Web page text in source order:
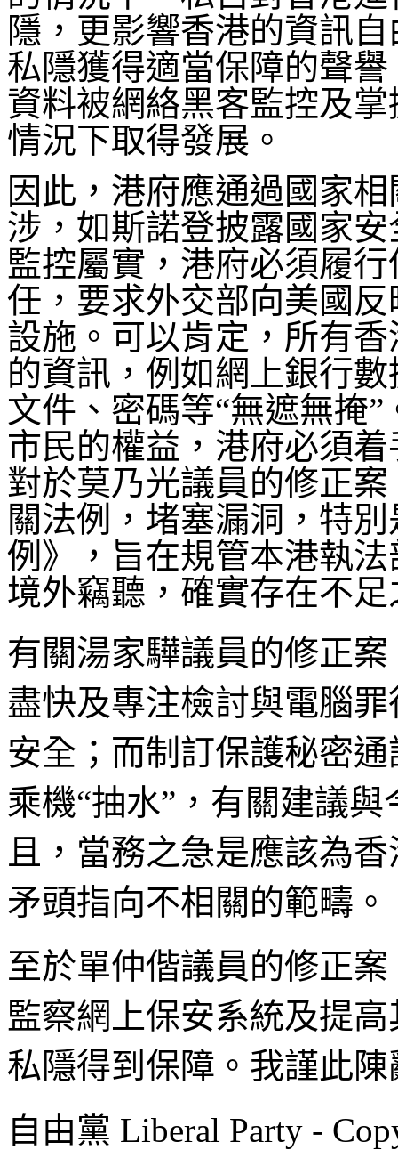
隱，更影響香港的資訊
私隱獲得適當保障的聲
資料被網絡黑客監控及
情況下取得發展。
因此，港府應通過國家
涉，如斯諾登披露國家
監控屬實，港府必須履
任，要求外交部向美國
設施。可以肯定，所有
的資訊，例如網上銀行
文件、密碼等“無遮無掩
市民的權益，港府必須
對於莫乃光議員的修正
關法例，堵塞漏洞，特
例》，旨在規管本港執
境外竊聽，確實存在不足
有關湯家驊議員的修正
盡快及專注檢討與電腦
安全；而制訂保護秘密
乘機“抽水”，有關建議
且，當務之急是應該為
矛頭指向不相關的範疇。
至於單仲偕議員的修正
監察網上保安系統及提
私隱得到保障。我謹此陳
自由黨 Liberal Party -